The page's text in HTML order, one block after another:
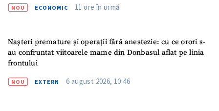
NOU ECONOMIC 11 ore în urmă
Nașteri premature și operații fără anestezie: cu ce orori s-
au confruntat viitoarele mame din Donbasul aflat pe linia
frontului
NOU EXTERN 6 august 2026, 10:46